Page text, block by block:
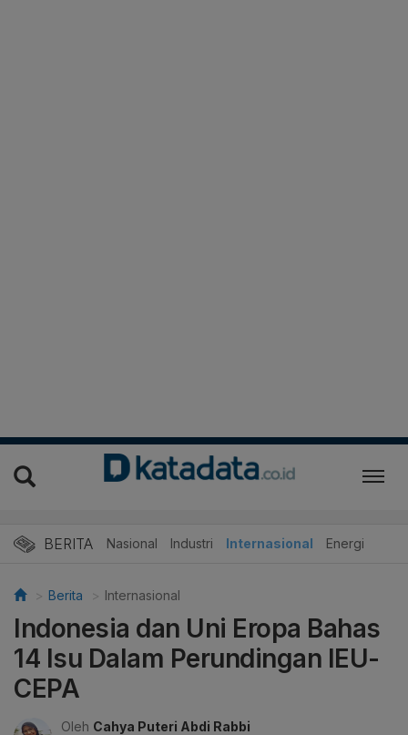
BERITA Nasional Industri Internasional Energi
Berita Internasional
Indonesia dan Uni Eropa Bahas
14 Isu Dalam Perundingan IEU-
CEPA
Oleh Cahya Puteri Abdi Rabbi